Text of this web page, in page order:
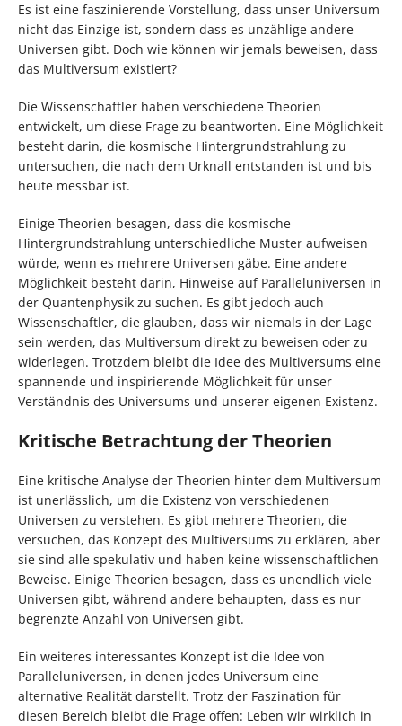
Es ist eine faszinierende Vorstellung, dass unser Universum
nicht das Einzige ist, sondern dass es unzählige andere
Universen gibt. Doch wie können wir jemals beweisen, dass
das Multiversum existiert?
Die Wissenschaftler haben verschiedene Theorien
entwickelt, um diese Frage zu beantworten. Eine Möglichkeit
besteht darin, die kosmische Hintergrundstrahlung zu
untersuchen, die nach dem Urknall entstanden ist und bis
heute messbar ist.
Einige Theorien besagen, dass die kosmische
Hintergrundstrahlung unterschiedliche Muster aufweisen
würde, wenn es mehrere Universen gäbe. Eine andere
Möglichkeit besteht darin, Hinweise auf Paralleluniversen in
der Quantenphysik zu suchen. Es gibt jedoch auch
Wissenschaftler, die glauben, dass wir niemals in der Lage
sein werden, das Multiversum direkt zu beweisen oder zu
widerlegen. Trotzdem bleibt die Idee des Multiversums eine
spannende und inspirierende Möglichkeit für unser
Verständnis des Universums und unserer eigenen Existenz.
Kritische Betrachtung der Theorien
Eine kritische Analyse der Theorien hinter dem Multiversum
ist unerlässlich, um die Existenz von verschiedenen
Universen zu verstehen. Es gibt mehrere Theorien, die
versuchen, das Konzept des Multiversums zu erklären, aber
sie sind alle spekulativ und haben keine wissenschaftlichen
Beweise. Einige Theorien besagen, dass es unendlich viele
Universen gibt, während andere behaupten, dass es nur
begrenzte Anzahl von Universen gibt.
Ein weiteres interessantes Konzept ist die Idee von
Paralleluniversen, in denen jedes Universum eine
alternative Realität darstellt. Trotz der Faszination für
diesen Bereich bleibt die Frage offen: Leben wir wirklich in